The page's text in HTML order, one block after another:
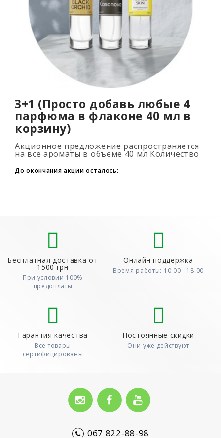
3+1 (Просто добавь любые 4
парфюма в флаконе 40 мл в
корзину)
Акционное предложение распространяется
на все ароматы в объеме 40 мл Количество
подарочных духов не ограниченно (3+1, 6+2,
9+3) Для того, что бы воспользовать..
До окончания акции осталось:
Бесплатная доставка от
1500 грн
При условии 100%
предоплаты
Онлайн поддержка
Время работы: 10:00 - 18:00
Гарантия качества
Все товары
сертифицированы
Постоянные скидки
Они уже действуют
067 822-88-98